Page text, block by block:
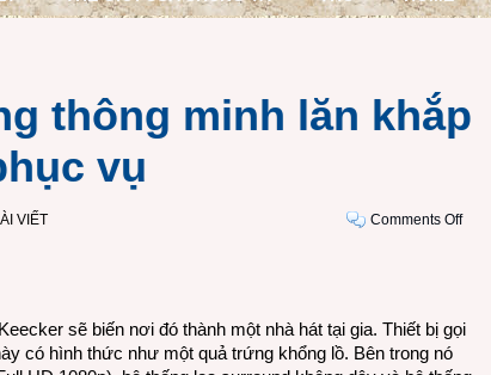
thông minh lăn khắp
vụ
VIẾT Comments Offon
thông
sẽ biến nơi đó thành một nhà hát tại gia. Thiết bị gọi
có hình thức như một quả trứng khổng lồ. Bên trong nó